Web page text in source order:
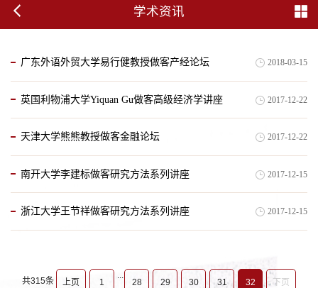
学术资讯
广东外语外贸大学易行健教授做客产经论坛 2018-03-15
英国利物浦大学Yiquan Gu做客高级经济学讲座 2017-12-22
天津大学熊熊教授做客金融论坛 2017-12-22
南开大学李建标做客研究方法系列讲座 2017-12-15
浙江大学王节祥做客研究方法系列讲座 2017-12-15
共315条 上页 1
...
28 29 30 31 32 下页